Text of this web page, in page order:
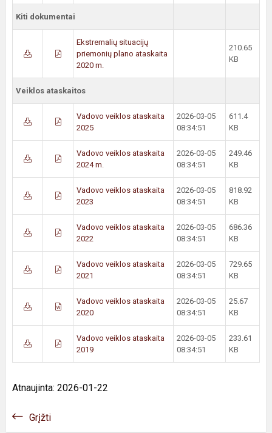
Kiti dokumentai
Ekstremalių situacijų
priemonių plano ataskaita
2020 m.
210.65
KB
Veiklos ataskaitos
Vadovo veiklos ataskaita
2025
2026-03-05
08:34:51
611.4
KB
Vadovo veiklos ataskaita
2024 m.
2026-03-05
08:34:51
249.46
KB
Vadovo veiklos ataskaita
2023
2026-03-05
08:34:51
818.92
KB
Vadovo veiklos ataskaita
2022
2026-03-05
08:34:51
686.36
KB
Vadovo veiklos ataskaita
2021
2026-03-05
08:34:51
729.65
KB
Vadovo veiklos ataskaita
2020
2026-03-05
08:34:51
25.67
KB
Vadovo veiklos ataskaita
2019
2026-03-05
08:34:51
233.61
KB
Atnaujinta: 2026-01-22
Grįžti